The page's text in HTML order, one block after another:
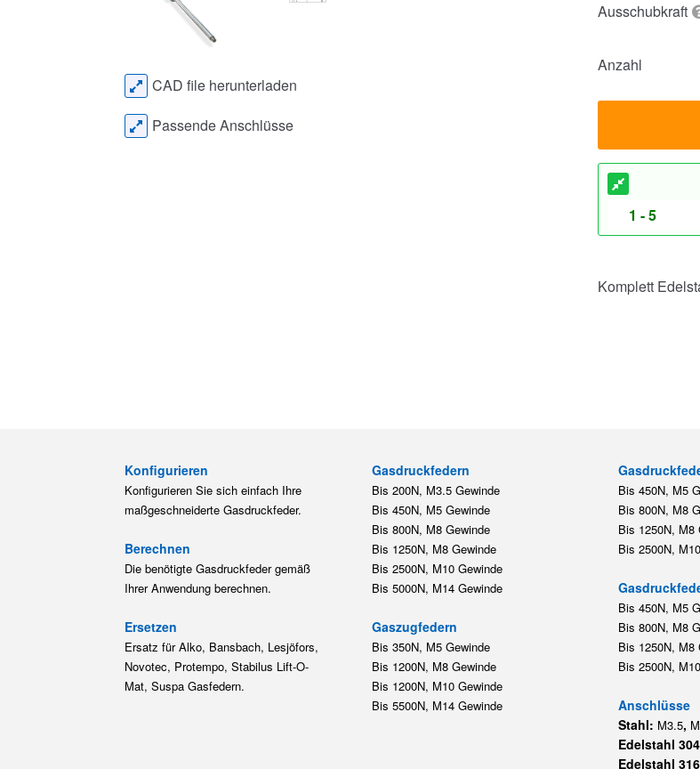
Ausschubkraft
Anzahl
1 - 5
Komplett
CAD file herunterladen
Passende Anschlüsse
Konfigurieren
Konfigurieren Sie sich einfach Ihre
maßgeschneiderte Gasdruckfeder.
Berechnen
Die benötigte Gasdruckfeder gemäß
Ihrer Anwendung berechnen.
Ersetzen
Ersatz für Alko, Bansbach, Lesjöfors,
Novotec, Protempo, Stabilus Lift-O-
Mat, Suspa Gasfedern.
Gasdruckfedern
Bis 200N, M3.5 Gewinde
Bis 450N, M5 Gewinde
Bis 800N, M8 Gewinde
Bis 1250N, M8 Gewinde
Bis 2500N, M10 Gewinde
Bis 5000N, M14 Gewinde
Gaszugfedern
Bis 350N, M5 Gewinde
Bis 1200N, M8 Gewinde
Bis 1200N, M10 Gewinde
Bis 5500N, M14 Gewinde
Bis 450N, M5
Bis 800N, M8
Bis 1250N, M8
Bis 2500N,
Bis 450N, M5
Bis 800N, M8
Bis 1250N, M8
Bis 2500N,
Anschlüsse
Stahl: M3.5,
Edelstahl
Edelstahl